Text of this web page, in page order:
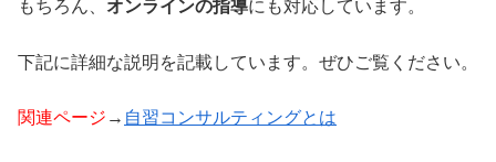
もちろん、 オンラインの指導にも対応しています。
下記に詳細な説明を記載しています。ぜひご覧ください。
関連ページ → 自習コンサルティングとは